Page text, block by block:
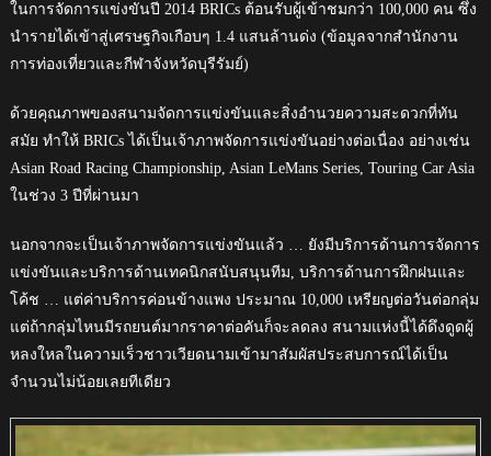
ในการจัดการแข่งขันปี 2014 BRICs ต้อนรับผู้เข้าชมกว่า 100,000 คน ซึ่ง
นำรายได้เข้าสู่เศรษฐกิจเกือบๆ 1.4 แสนล้านด่ง (ข้อมูลจากสำนักงาน
การท่องเที่ยวและกีฬาจังหวัดบุรีรัมย์)
ด้วยคุณภาพของสนามจัดการแข่งขันและสิ่งอำนวยความสะดวกที่ทัน
สมัย ทำให้ BRICs ได้เป็นเจ้าภาพจัดการแข่งขันอย่างต่อเนื่อง อย่างเช่น
Asian Road Racing Championship, Asian LeMans Series, Touring Car Asia
ในช่วง 3 ปีที่ผ่านมา
นอกจากจะเป็นเจ้าภาพจัดการแข่งขันแล้ว … ยังมีบริการด้านการจัดการ
แข่งขันและบริการด้านเทคนิกสนับสนุนทีม, บริการด้านการฝึกฝนและ
โค้ช … แต่ค่าบริการค่อนข้างแพง ประมาณ 10,000 เหรียญต่อวันต่อกลุ่ม
แต่ถ้ากลุ่มไหนมีรถยนต์มากราคาต่อคันก็จะลดลง สนามแห่งนี้ได้ดึงดูดผู้
หลงใหลในความเร็วชาวเวียดนามเข้ามาสัมผัสประสบการณ์ได้เป็น
จำนวนไม่น้อยเลยทีเดียว